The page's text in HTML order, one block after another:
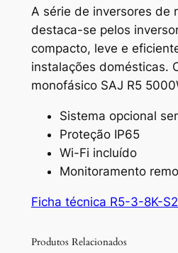
A série de inversores de
destaca-se pelos
compacto, leve e
instalações domésticas.
monofásico SAJ R5
Sistema opcional
Proteção IP65
Wi-Fi incluído
Monitoramento
Ficha técnica R5-3-8K-
Produtos Relacionados